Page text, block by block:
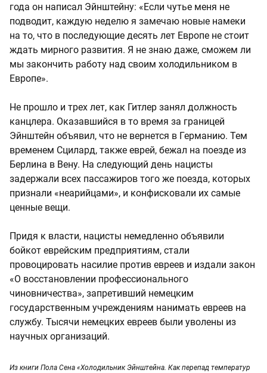
года он написал Эйнштейну: «Если чутье меня не
подводит, каждую неделю я замечаю новые намеки
на то, что в последующие десять лет Европе не стоит
ждать мирного развития. Я не знаю даже, сможем ли
мы закончить работу над своим холодильником в
Европе».
Не прошло и трех лет, как Гитлер занял должность
канцлера. Оказавшийся в то время за границей
Эйнштейн объявил, что не вернется в Германию. Тем
временем Сцилард, также еврей, бежал на поезде из
Берлина в Вену. На следующий день нацисты
задержали всех пассажиров того же поезда, которых
признали «неарийцами», и конфисковали их самые
ценные вещи.
Придя к власти, нацисты немедленно объявили
бойкот еврейским предприятиям, стали
провоцировать насилие против евреев и издали закон
«О восстановлении профессионального
чиновничества», запретивший немецким
государственным учреждениям нанимать евреев на
службу. Тысячи немецких евреев были уволены из
научных организаций.
Из книги Пола Сена «Холодильник Эйнштейна. Как перепад температур